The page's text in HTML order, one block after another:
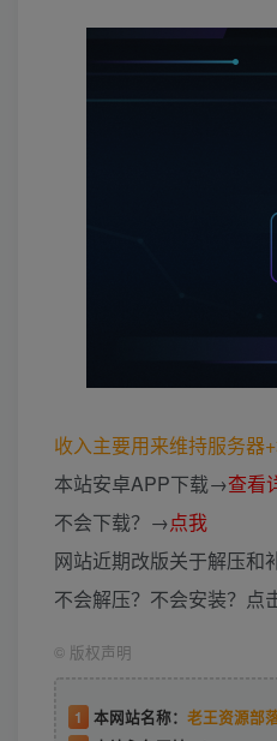
收入主要用来维持服务器
本站安卓APP下载→查看
不会下载？→点我
网站近期改版关于解压
不会解压？不会安装？点
© 版权声明
1 本网站名称： 老王资源部